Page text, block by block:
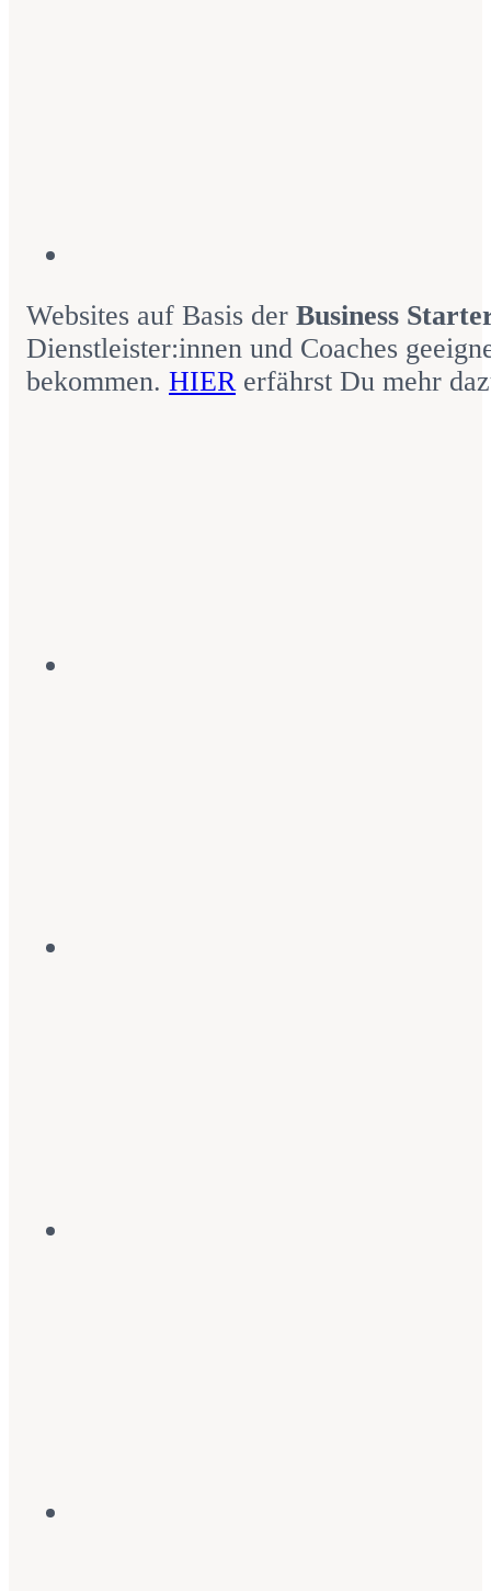
Websites auf Basis der Business
Dienstleister:innen und Coaches
bekommen. HIERerfährst Du mehr